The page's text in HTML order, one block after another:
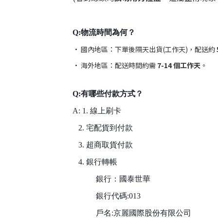
Q:物流時間為何？
• 國內地區：下單後隔天出貨(工作天)，配送約
• 海外地區：配送時間約需 7-14 個工作天 。
Q:有哪些付款方式？
A: 1. 線上刷卡
2. 宅配貨到付款
3. 超商取貨付款
4. 銀行轉帳
銀行：國泰世華
銀行代碼:013
戶名:京麗國際股份有限公司